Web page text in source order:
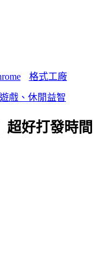
格式工廠
戲、休閒益智
超好打發時間